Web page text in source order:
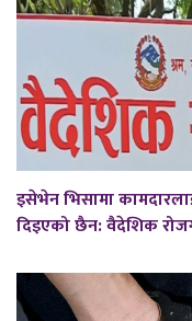
इसेभेन भिसामा
दिइएको छैन: वैदेशिक